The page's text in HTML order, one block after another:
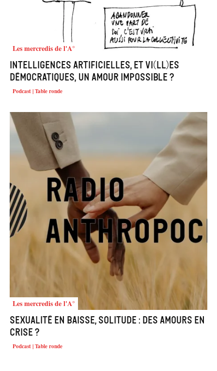
Les mercredis de l'A°
Intelligences artificielles, et vi(ll)es
démocratiques, un amour impossible ?
Podcast | Table ronde
Les mercredis de l'A°
Sexualité en baisse, solitude : des amours en
crise ?
Podcast | Table ronde